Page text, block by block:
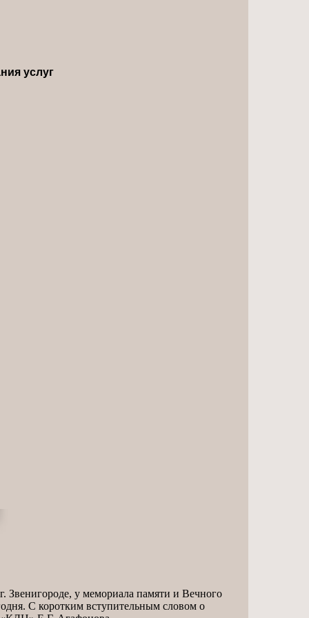
услуг
Звенигороде, у мемориала памяти и Вечного
С коротким вступительным словом о